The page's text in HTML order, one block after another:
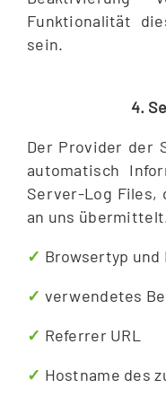
Funktionalität
sein.
4.
Der Provider der
automatisch
Server-Log Files,
an uns
✓ Browsertyp
✓ verwendetes
✓ Referrer URL
✓ Hostname des